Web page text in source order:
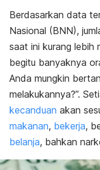
Berdasarkan data
Nasional (BNN),
saat ini kurang lebih
begitu banyaknya
Anda mungkin
melakukannya?”.
kecanduan akan
makanan, bekerja,
belanja, bahkan